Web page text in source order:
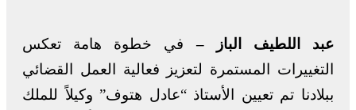
عبد اللطيف الباز –في خطوة هامة تعكس
التغييرات المستمرة لتعزيز فعالية العمل القضائي
ببلادنا تم تعيين الأستاذ “عادل هتوف” وكيلاً للملك